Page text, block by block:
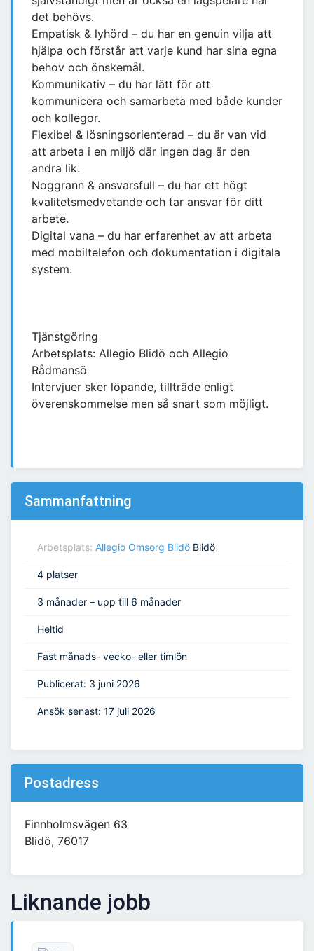
det behövs.
Empatisk & lyhörd – du har en genuin vilja att
hjälpa och förstår att varje kund har sina egna
behov och önskemål.
Kommunikativ – du har lätt för att
kommunicera och samarbeta med både kunder
och kollegor.
Flexibel & lösningsorienterad – du är van vid
att arbeta i en miljö där ingen dag är den
andra lik.
Noggrann & ansvarsfull – du har ett högt
kvalitetsmedvetande och tar ansvar för ditt
arbete.
Digital vana – du har erfarenhet av att arbeta
med mobiltelefon och dokumentation i digitala
system.
Tjänstgöring
Arbetsplats: Allegio Blidö och Allegio
Rådmansö
Intervjuer sker löpande, tillträde enligt
överenskommelse men så snart som möjligt.
Sammanfattning
Arbetsplats: Allegio Omsorg Blidö Blidö
4 platser
3 månader – upp till 6 månader
Heltid
Fast månads- vecko- eller timlön
Publicerat: 3 juni 2026
Ansök senast: 17 juli 2026
Postadress
Finnholmsvägen 63
Blidö, 76017
Liknande jobb